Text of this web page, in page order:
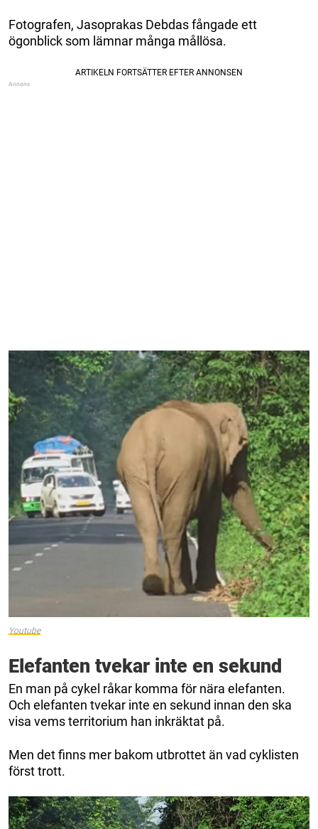
Fotografen, Jasoprakas Debdas fångade ett
ögonblick som lämnar många mållösa.
Youtube
Elefanten tvekar inte en sekund
En man på cykel råkar komma för nära elefanten.
Och elefanten tvekar inte en sekund innan den ska
visa vems territorium han inkräktat på.
Men det finns mer bakom utbrottet än vad cyklisten
först trott.